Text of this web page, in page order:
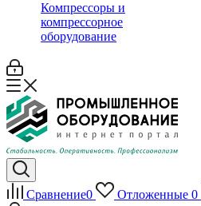
Компрессоры и
компрессорное
оборудование
Сравнение0 Отложенные 0